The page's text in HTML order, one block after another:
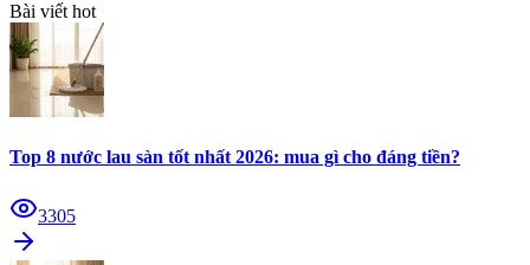
Bài viết hot
Top 8 nước lau sàn tốt nhất 2026: mua gì cho đáng tiền?
3305